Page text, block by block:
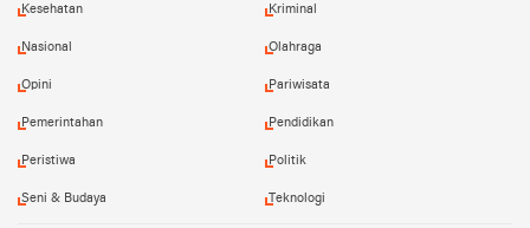
Kesehatan Kriminal
Nasional Olahraga
Opini Pariwisata
Pemerintahan Pendidikan
Peristiwa Politik
Seni & Budaya Teknologi